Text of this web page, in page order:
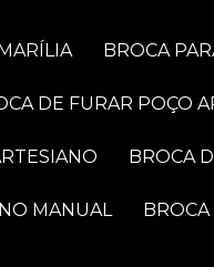
BROCA
DE FURAR POÇO
BROCA
MANUAL